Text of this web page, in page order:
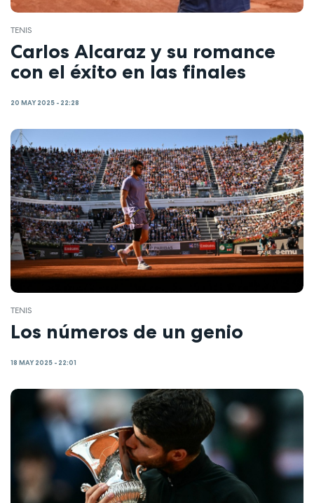
TENIS
Carlos Alcaraz y su romance
con el éxito en las finales
20 MAY 2025 - 22:28
TENIS
Los números de un genio
18 MAY 2025 - 22:01